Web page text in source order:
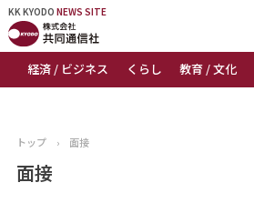
KK KYODO NEWS SITE
経済 / ビジネス くらし 教育 / 文化
KK KYODONEWS SITE
トップページ
ニュース
トップ › 面接
面接